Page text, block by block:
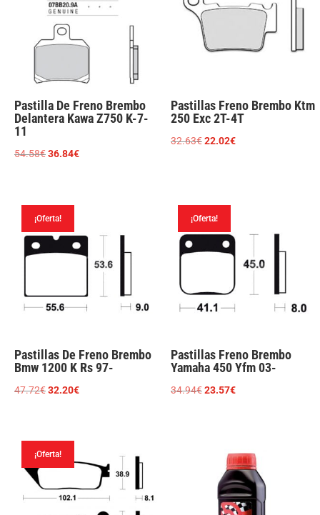
Pastilla De Freno Brembo
Delantera Kawa Z750 K-7-
11
54.58€El
era:
36.84€El
Pastillas Freno Brembo Ktm
250 Exc 2T-4T
32.63€El
32.63€.
22.02€El
¡Oferta!
Pastillas De Freno Brembo
Bmw 1200 K Rs 97-
47.72€El
47.72€.
32.20€El
32.20€.
¡Oferta!
Pastillas Freno Brembo
Yamaha 450 Yfm 03-
34.94€El
34.94€.
23.57€El
23.57€.
¡Oferta!